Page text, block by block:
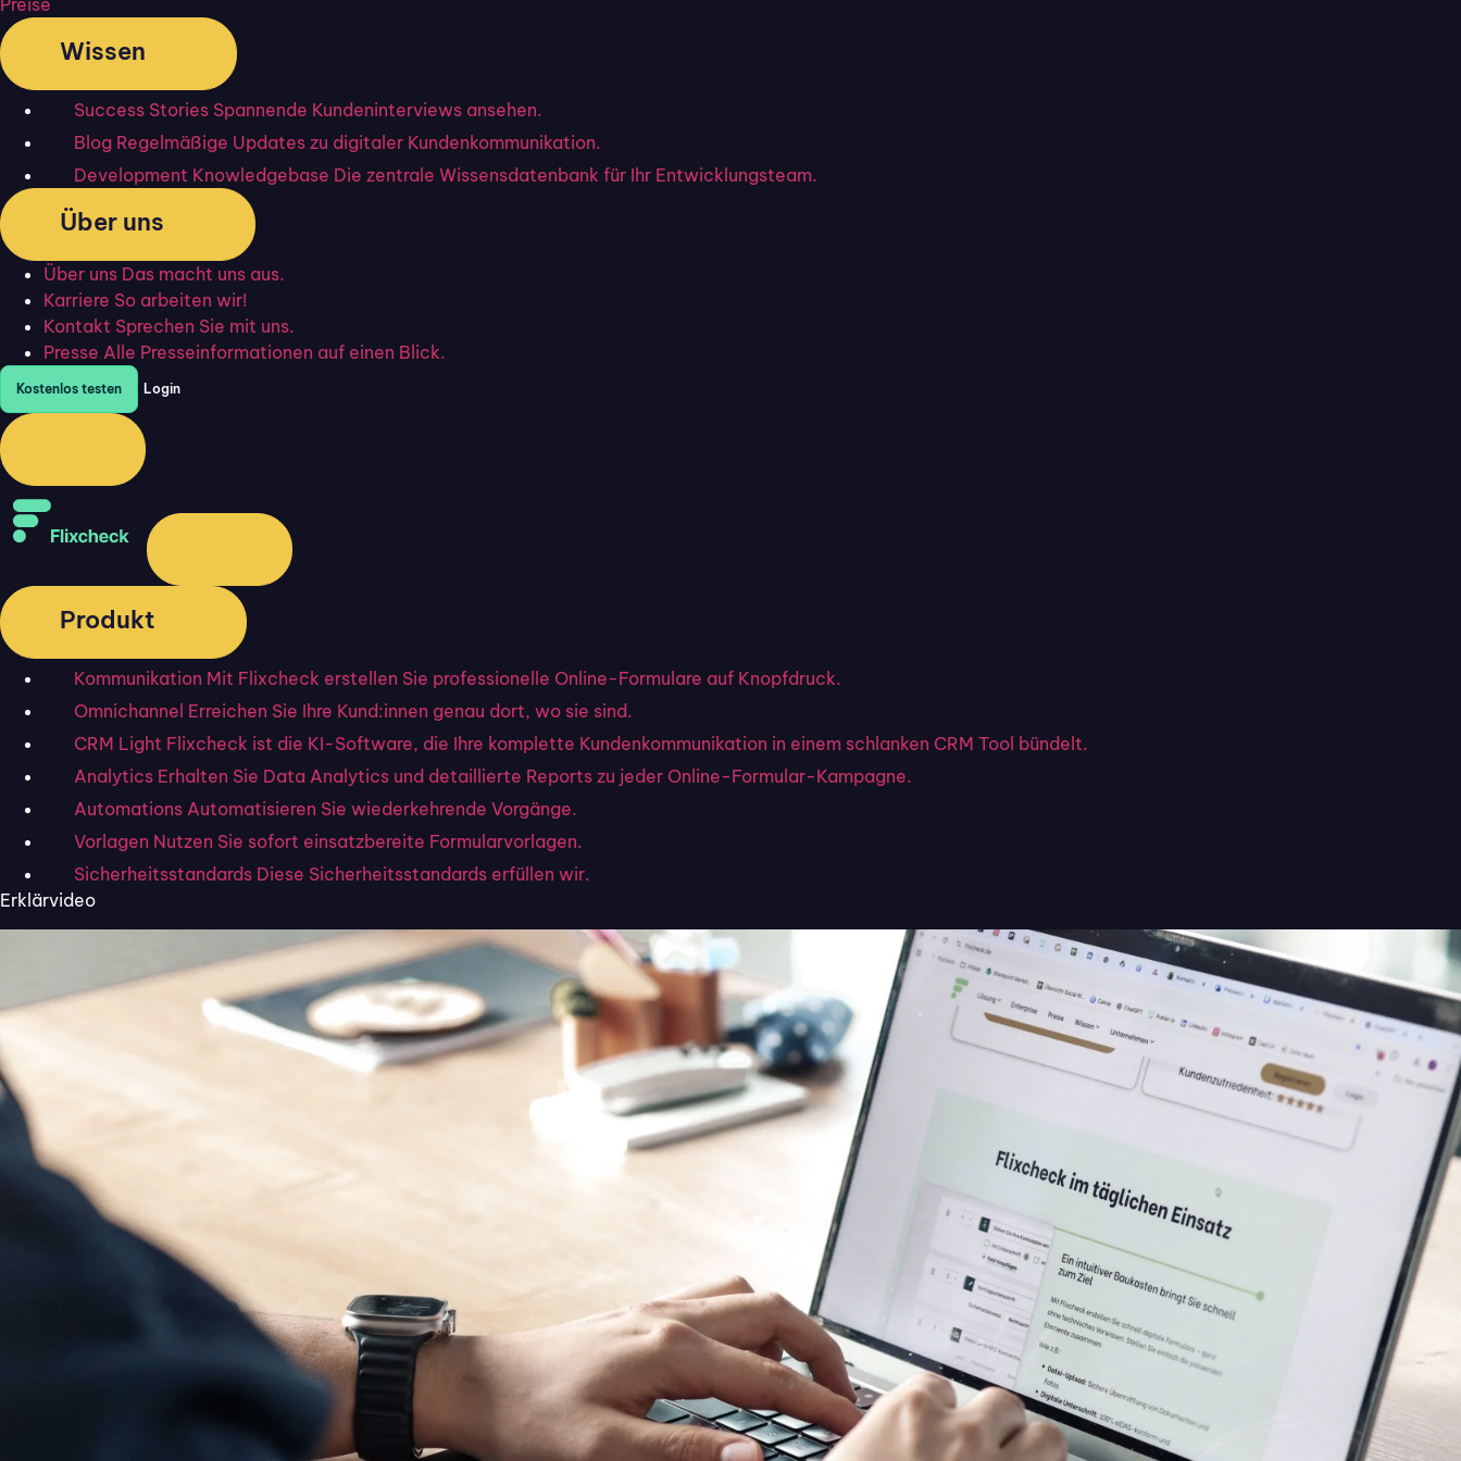
Preise
Wissen
Success Stories Spannende Kundeninterviews ansehen.
Blog Regelmäßige Updates zu digitaler Kundenkommunikation.
Development Knowledgebase Die zentrale Wissensdatenbank für Ihr Entwicklungsteam.
Über uns
Über uns Das macht uns aus.
Karriere So arbeiten wir!
Kontakt Sprechen Sie mit uns.
Presse Alle Presseinformationen auf einen Blick.
Kostenlos testen Login
Produkt
Kommunikation Mit Flixcheck erstellen Sie professionelle Online-Formulare auf Knopfdruck.
Omnichannel Erreichen Sie Ihre Kund:innen genau dort, wo sie sind.
CRM Light Flixcheck ist die KI-Software, die Ihre komplette Kundenkommunikation in einem schlanken CRM Tool bündelt.
Analytics Erhalten Sie Data Analytics und detaillierte Reports zu jeder Online-Formular-Kampagne.
Automations Automatisieren Sie wiederkehrende Vorgänge.
Vorlagen Nutzen Sie sofort einsatzbereite Formularvorlagen.
Sicherheitsstandards Diese Sicherheitsstandards erfüllen wir.
Erklärvideo
Branchenpaket Versicherung
Für Generalagenturen, Bezirksdirektionen, Versicherer &
Makler:innen
Schadenstrecken, Vertragsmanagement und Onboarding sind die volumenstärksten
Vorgänge in der Versicherung. Unsere Formularvorlagen decken diese Use Cases mit